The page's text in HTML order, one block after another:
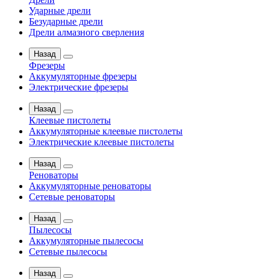
Ударные дрели
Безударные дрели
Дрели алмазного сверления
Назад
Фрезеры
Аккумуляторные фрезеры
Электрические фрезеры
Назад
Клеевые пистолеты
Аккумуляторные клеевые пистолеты
Электрические клеевые пистолеты
Назад
Реноваторы
Аккумуляторные реноваторы
Сетевые реноваторы
Назад
Пылесосы
Аккумуляторные пылесосы
Сетевые пылесосы
Назад